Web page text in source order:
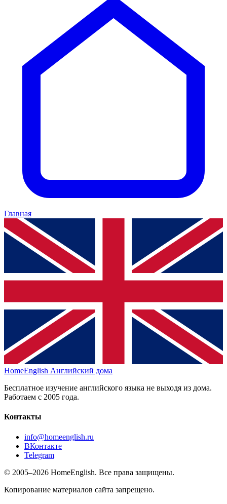
Главная
HomeEnglish Английский дома
Бесплатное изучение английского языка не выходя из дома.
Работаем с 2005 года.
Контакты
info@homeenglish.ru
ВКонтакте
Telegram
© 2005–2026 HomeEnglish. Все права защищены.
Копирование материалов сайта запрещено.